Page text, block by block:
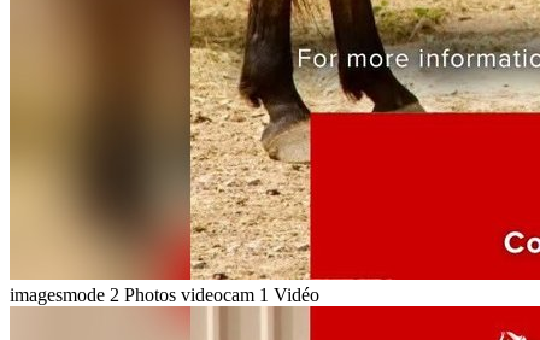
imagesmode 2 Photos videocam 1 Vidéo